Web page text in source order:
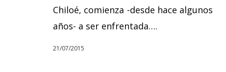
Chiloé, comienza -desde hace algunos
años- a ser enfrentada….
21/07/2015